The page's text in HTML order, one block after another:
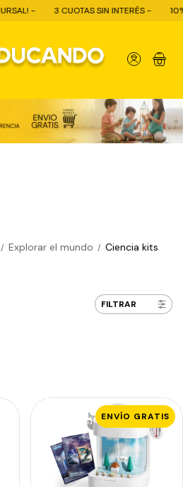
3 CUOTAS SIN INTERÉS - 10% OFF CON
0
/ Explorar el mundo / Ciencia kits
FILTRAR
ENVÍO GRATIS